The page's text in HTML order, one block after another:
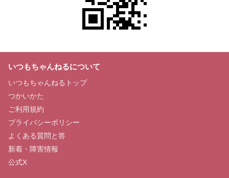
いつもちゃんねるについて
いつもちゃんねるトップ
つかいかた
ご利用規約
プライバシーポリシー
よくある質問と答
新着・障害情報
公式X